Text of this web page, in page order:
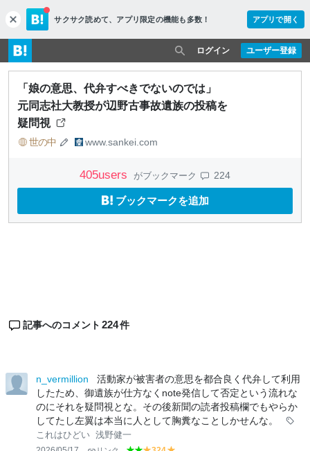
c
l
o
s
e
サクサク読めて、 アプリ限定の機能も多数！ アプリで開く
ユーザー登録
ログイン
「娘の意思、代弁すべきでないのでは」
元同志社大教授が辺野古事故遺族の投稿を
疑問視
世の中 www.sankei.com
405users がブックマーク 224
ブックマークを追加
記事へのコメント 224件
n_vermillion
活動家が被害者の意思を都合良く代弁して利用
したため、御遺族が仕方なくnote発信して否定という流れな
のにそれを疑問視とな。その後新聞の読者投稿欄でもやらか
してたし左翼は本当に人として胸糞なことしかせんな。
これはひどい 浅野健一